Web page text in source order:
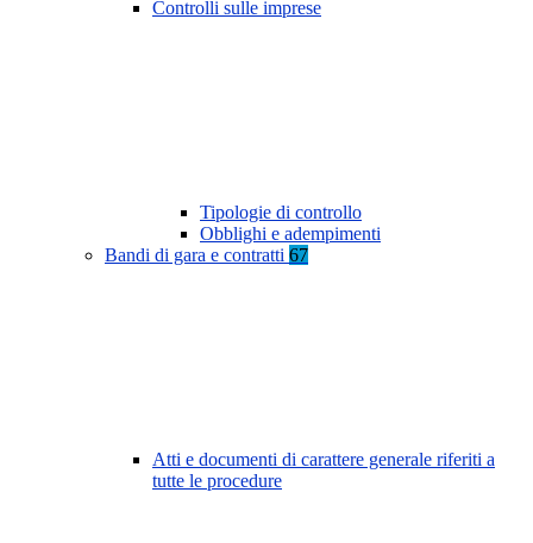
Controlli sulle imprese
Tipologie di controllo
Obblighi e adempimenti
Bandi di gara e contratti 67
Atti e documenti di carattere generale riferiti a
tutte le procedure